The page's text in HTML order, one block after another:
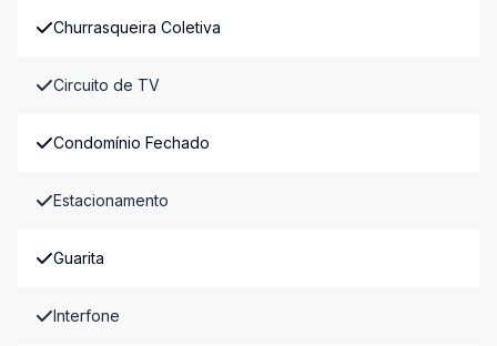
Churrasqueira Coletiva
Circuito de TV
Condomínio Fechado
Estacionamento
Guarita
Interfone